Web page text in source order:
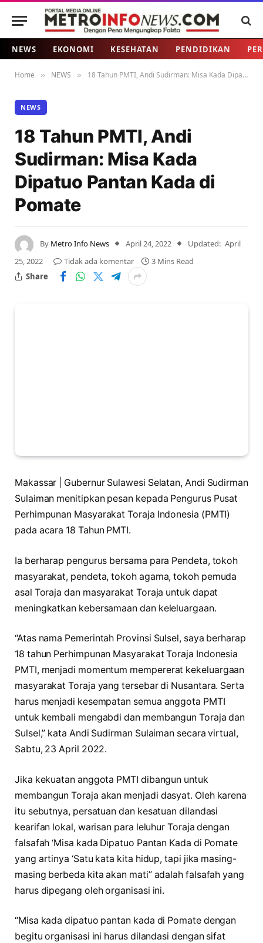
NEWS EKONOMI KESEHATAN PENDIDIKAN
Home » NEWS » 18 Tahun PMTI, Andi Sudirman: Misa Kada Dipatuo Pantan Kada di Pomate
NEWS
18 Tahun PMTI, Andi
Sudirman: Misa Kada
Dipatuo Pantan Kada di
Pomate
By Metro Info News April 24, 2022 Updated: April
25, 2022
Tidak ada komentar
3 Mins Read
Share
Makassar | Gubernur Sulawesi Selatan, Andi Sudirman
Sulaiman menitipkan pesan kepada Pengurus Pusat
Perhimpunan Masyarakat Toraja Indonesia (PMTI)
pada acara 18 Tahun PMTI.
Ia berharap pengurus bersama para Pendeta, tokoh
masyarakat, pendeta, tokoh agama, tokoh pemuda
asal Toraja dan masyarakat Toraja untuk dapat
meningkatkan kebersamaan dan keleluargaan.
“Atas nama Pemerintah Provinsi Sulsel, saya berharap
18 tahun Perhimpunan Masyarakat Toraja Indonesia
PMTI, menjadi momentum mempererat kekeluargaan
masyarakat Toraja yang tersebar di Nusantara. Serta
harus menjadi kesempatan semua anggota PMTI
untuk kembali mengabdi dan membangun Toraja dan
Sulsel,” kata Andi Sudirman Sulaiman secara virtual,
Sabtu, 23 April 2022.
Jika kekuatan anggota PMTI dibangun untuk
membangun Toraja akan menjadi dasyat. Oleh karena
itu sebutnya, persatuan dan kesatuan dilandasi
kearifan lokal, warisan para leluhur Toraja dengan
falsafah ‘Misa kada Dipatuo Pantan Kada di Pomate
yang artinya ‘Satu kata kita hidup, tapi jika masing-
masing berbeda kita akan mati” adalah falsafah yang
harus dipegang oleh organisasi ini.
“Misa kada dipatuo pantan kada di Pomate dengan
begitu organisasi ini harus dilandasi dengan sifat